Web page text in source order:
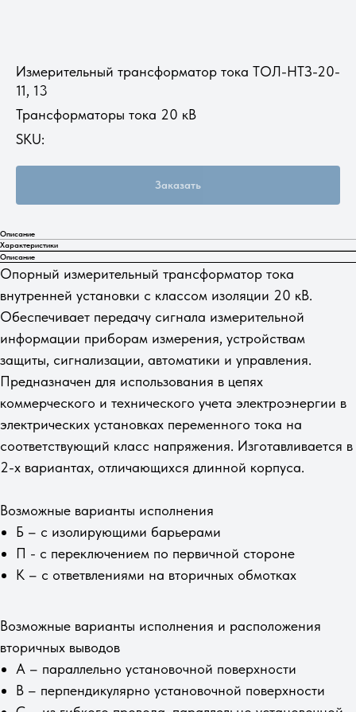
Измерительный трансформатор тока ТОЛ-НТЗ-20-
11, 13
Трансформаторы тока 20 кВ
SKU:
Заказать
Описание
Характеристики
Описание
Опорный измерительный трансформатор тока
внутренней установки с классом изоляции 20 кВ.
Обеспечивает передачу сигнала измерительной
информации приборам измерения, устройствам
защиты, сигнализации, автоматики и управления.
Предназначен для использования в цепях
коммерческого и технического учета электроэнергии в
электрических установках переменного тока на
соответствующий класс напряжения. Изготавливается в
2-х вариантах, отличающихся длинной корпуса.
Возможные варианты исполнения​
Б – c изолирующими барьерами
П - с переключением по первичной стороне
К – c ответвлениями на вторичных обмотках
Возможные варианты исполнения и расположения
вторичных выводов
А – параллельно установочной поверхности
В – перпендикулярно установочной поверхности